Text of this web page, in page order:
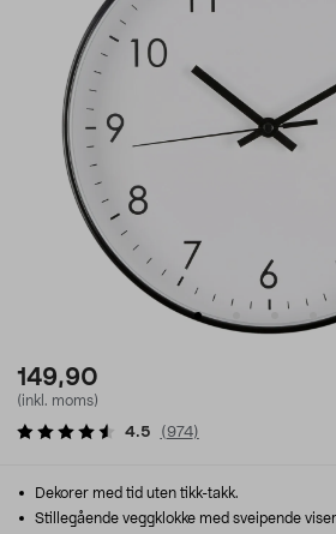
149,90
(inkl. moms)
4.5 (974)
Dekorer med tid uten tikk-takk.
Stillegående veggklokke med sveipende